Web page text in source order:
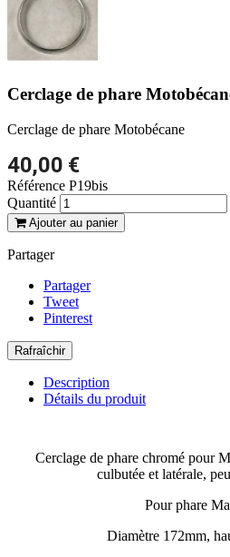
Cerclage de phare
Cerclage de phare Motobécane
40,00 €
Référence P19bis
Quantité
Ajouter au panier
Partager
Partager
Tweet
Pinterest
Description
Détails du produit
Cerclage de phare chromé pour
culbutée et latérale,
Pour phare
Diamètre 172mm,